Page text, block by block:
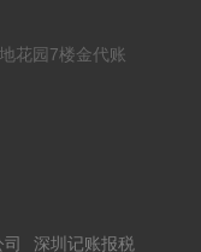
花园7楼金代账
深圳记账报税